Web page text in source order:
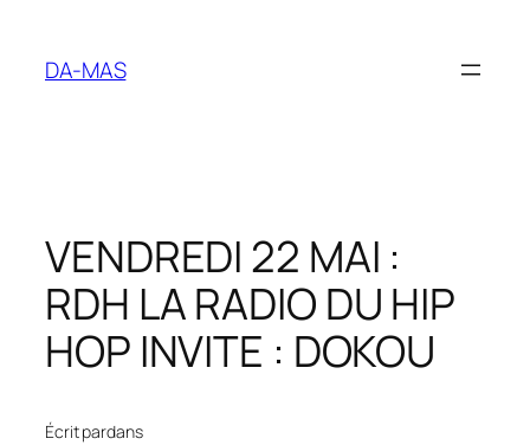
contenu
DA-MAS
VENDREDI 22 MAI :
RDH LA RADIO DU HIP
HOP INVITE : DOKOU
Écrit pardans